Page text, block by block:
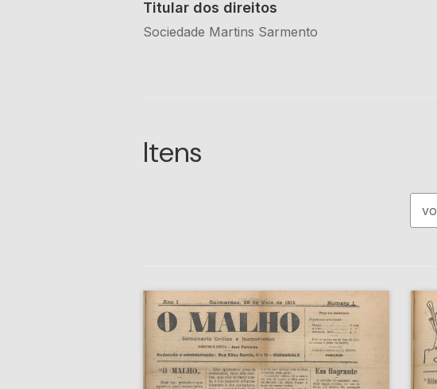
Titular dos direitos
Sociedade Martins Sarmento
Itens